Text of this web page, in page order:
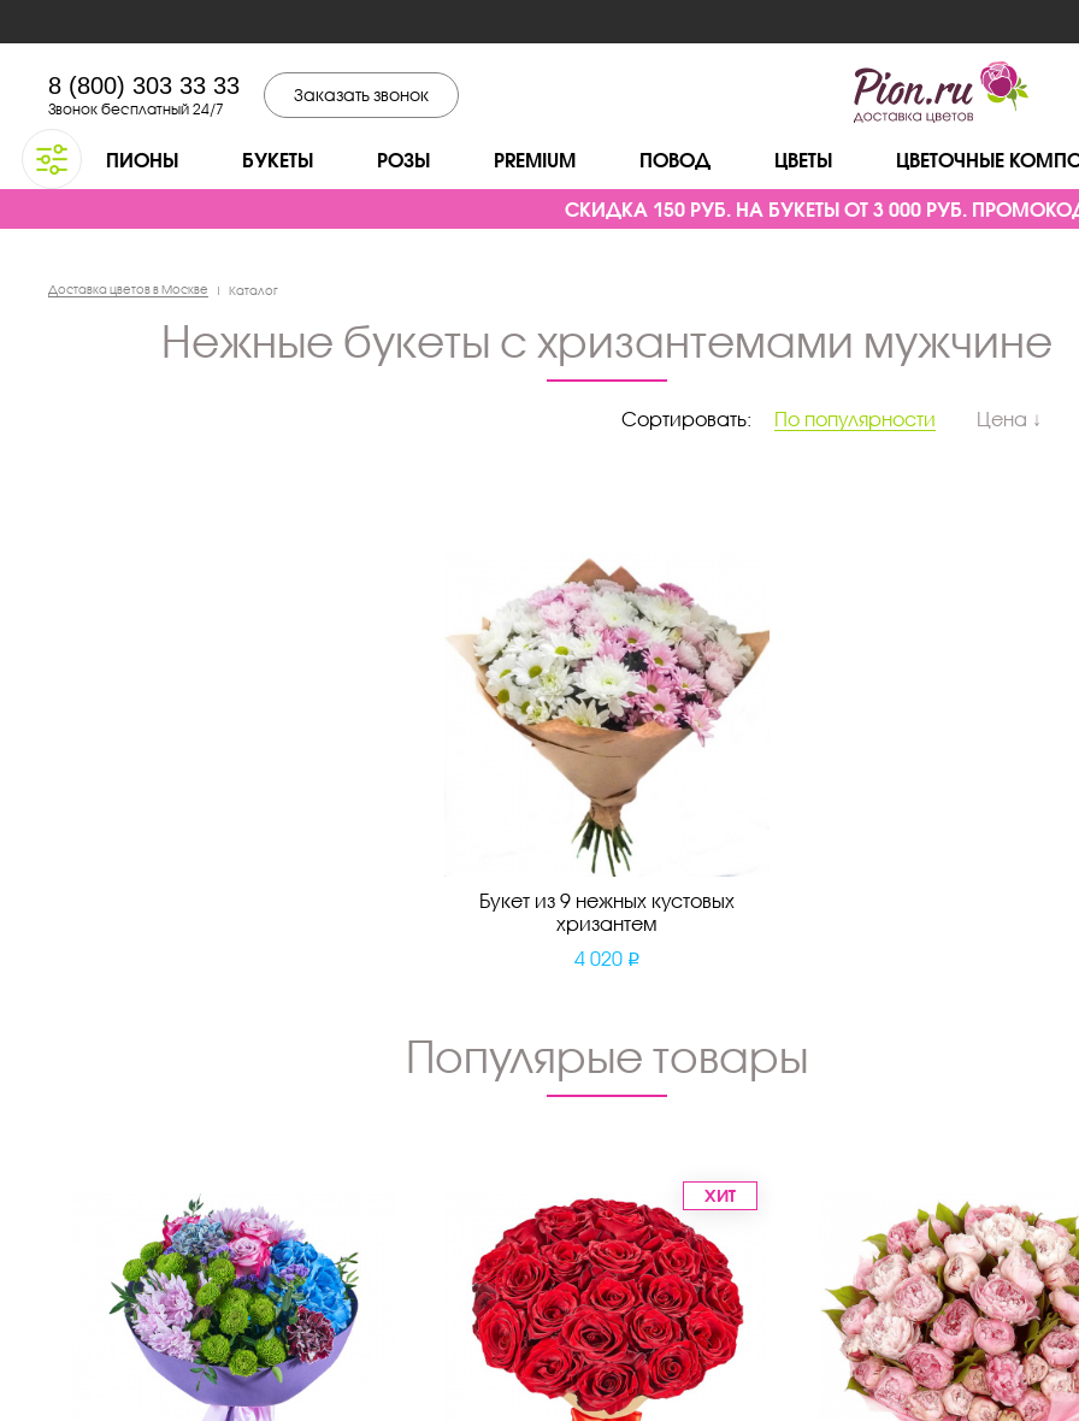
8 (800) 303 33 33
Звонок бесплатный 24/7
Заказать звонок
ПИОНЫ БУКЕТЫ РОЗЫ PREMIUM ПОВОД ЦВЕТЫ ЦВЕТОЧНЫЕ
СКИДКА 150 РУБ. НА БУКЕТЫ ОТ 3 000 РУБ.
Доставка цветов в Москве | Каталог
нежные букеты с хризантемами мужчине
Сортировать: По популярности Цена ↓
Букет из 9 нежных кустовых
хризантем
4 020
Популярые товары
ХИТ